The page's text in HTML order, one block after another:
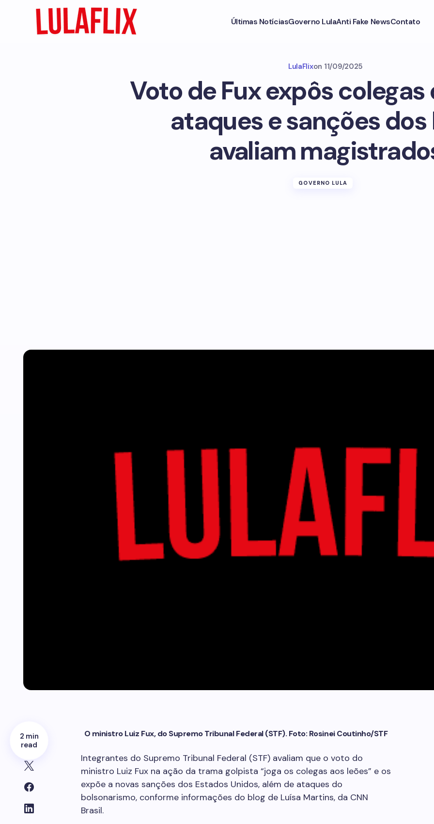
Últimas NotíciasGoverno LulaAnti Fake NewsContato
LulaFlixon 11/09/2025
Voto de Fux expôs colegas
ataques e sanções dos
avaliam
GOVERNO LULA
2 min
read
O ministro Luiz Fux, do Supremo Tribunal Federal (STF). Foto: Rosinei Coutinho/STF
Integrantes do Supremo Tribunal Federal (STF) avaliam que o voto do
ministro Luiz Fux na ação da trama golpista “joga os colegas aos leões” e os
expõe a novas sanções dos Estados Unidos, além de ataques do
bolsonarismo, conforme informações do blog de Luísa Martins, da CNN
Brasil.